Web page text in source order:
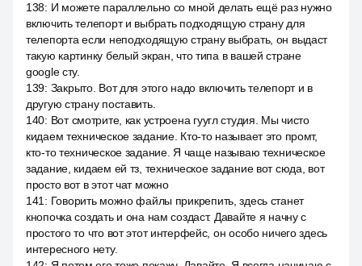
138: И можете параллельно со мной делать ещё раз нужно
включить телепорт и выбрать подходящую страну для
телепорта если неподходящую страну выбрать, он выдаст
такую картинку белый экран, что типа в вашей стране
google сту.
139: Закрыто. Вот для этого надо включить телепорт и в
другую страну поставить.
140: Вот смотрите, как устроена гуугл студия. Мы чисто
кидаем техническое задание. Кто-то называет это промт,
кто-то техническое задание. Я чаще называю техническое
задание, кидаем ей тз, техническое задание вот сюда, вот
просто вот в этот чат можно
141 : Говорить можно файлы прикрепить, здесь станет
кнопочка создать и она нам создаст. Давайте я начну с
простого то что вот этот интерфейс, он особо ничего здесь
интересного нету.